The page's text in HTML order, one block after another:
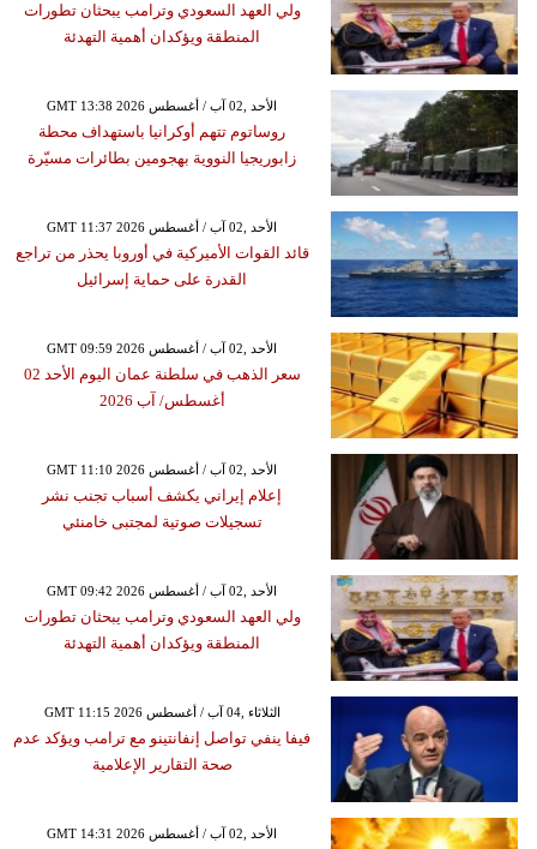
ولي العهد السعودي وترامب يبحثان تطورات
المنطقة ويؤكدان أهمية التهدئة
GMT 13:38 2026 الأحد ,02 آب / أغسطس
روساتوم تتهم أوكرانيا باستهداف محطة
زابوريجيا النووية بهجومين بطائرات مسيّرة
GMT 11:37 2026 الأحد ,02 آب / أغسطس
قائد القوات الأميركية في أوروبا يحذر من تراجع
القدرة على حماية إسرائيل
GMT 09:59 2026 الأحد ,02 آب / أغسطس
سعر الذهب في سلطنة عمان اليوم الأحد 02
أغسطس/ آب 2026
GMT 11:10 2026 الأحد ,02 آب / أغسطس
إعلام إيراني يكشف أسباب تجنب نشر
تسجيلات صوتية لمجتبى خامنئي
GMT 09:42 2026 الأحد ,02 آب / أغسطس
ولي العهد السعودي وترامب يبحثان تطورات
المنطقة ويؤكدان أهمية التهدئة
GMT 11:15 2026 الثلاثاء ,04 آب / أغسطس
فيفا ينفي تواصل إنفانتينو مع ترامب ويؤكد عدم
صحة التقارير الإعلامية
GMT 14:31 2026 الأحد ,02 آب / أغسطس